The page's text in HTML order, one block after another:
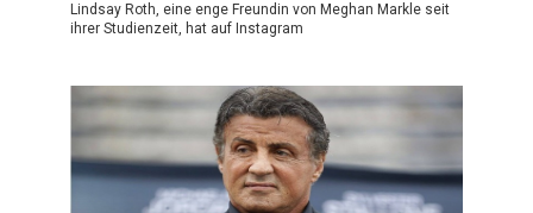
Lindsay Roth, eine enge Freundin von Meghan Markle seit
ihrer Studienzeit, hat auf Instagram